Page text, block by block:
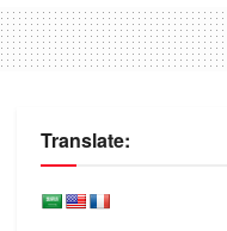
Translate: